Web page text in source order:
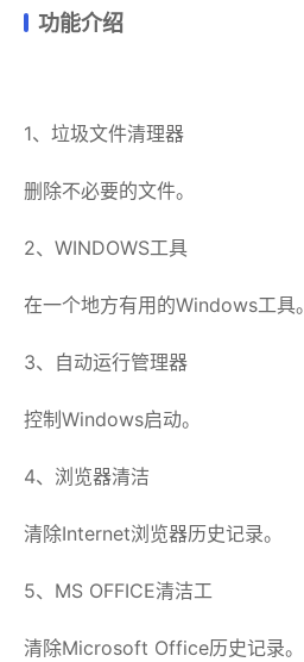
功能介绍
1、垃圾文件清理器
删除不必要的文件。
2、WINDOWS工具
在一个地方有用的Windows工具。
3、自动运行管理器
控制Windows启动。
4、浏览器清洁
清除Internet浏览器历史记录。
5、MS OFFICE清洁工
清除Microsoft Office历史记录。